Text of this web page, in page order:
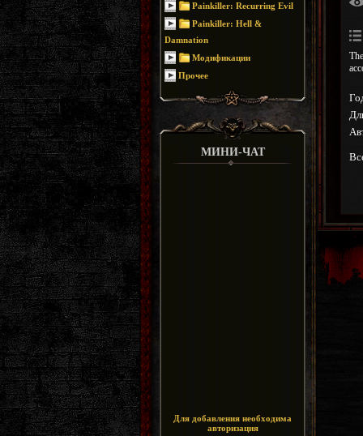
Painkiller: Recurring Evil
Painkiller: Hell &
Damnation
Модификации
Прочее
МИНИ-ЧАТ
Для добавления необходима
авторизация